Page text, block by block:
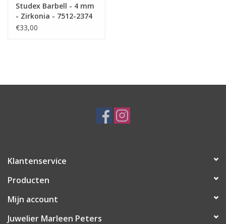
Studex Barbell - 4 mm
- Zirkonia - 7512-2374
(183)
€33,00
Klantenservice
Producten
Mijn account
Juwelier Marleen Peters